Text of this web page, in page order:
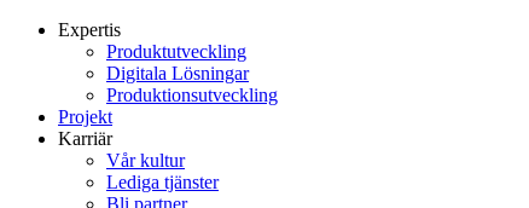
Expertis
Produktutveckling
Digitala Lösningar
Produktionsutveckling
Projekt
Karriär
Vår kultur
Lediga tjänster
Bli partner